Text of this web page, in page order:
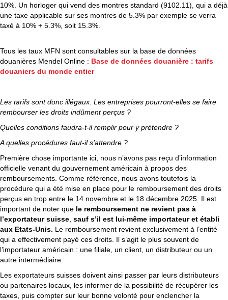
10%. Un horloger qui vend des montres standard (9102.11), qui a déjà
une taxe applicable sur ses montres de 5.3% par exemple se verra
taxé à 10% + 5.3%, soit 15.3%.
Tous les taux MFN sont consultables sur la base de données
douanières Mendel Online : Base de données douanière : tarifs
douaniers du monde entier
Les tarifs sont donc illégaux. Les entreprises pourront-elles se faire
rembourser les droits indûment perçus ?
Quelles conditions faudra-t-il remplir pour y prétendre ?
A quelles procédures faut-il s’attendre ?
Première chose importante ici, nous n’avons pas reçu d’information
officielle venant du gouvernement américain à propos des
remboursements. Comme référence, nous avons toutefois la
procédure qui a été mise en place pour le remboursement des droits
perçus en trop entre le 14 novembre et le 18 décembre 2025. Il est
important de noter que le remboursement ne revient pas à
l’exportateur suisse sauf s’il est lui-même importateur et établi
aux Etats-Unis. Le remboursement revient exclusivement à l’entité
qui a effectivement payé ces droits. Il s’agit le plus souvent de
l’importateur américain : une filiale, un client, un distributeur ou un
autre intermédiaire.
Les exportateurs suisses doivent ainsi passer par leurs distributeurs
ou partenaires locaux, les informer de la possibilité de récupérer les
taxes, puis compter sur leur bonne volonté pour enclencher la